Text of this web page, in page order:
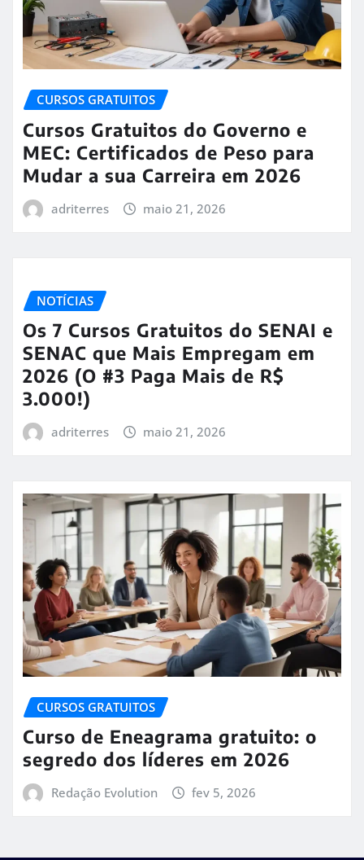
CURSOS GRATUITOS
Cursos Gratuitos do Governo e
MEC: Certificados de Peso para
Mudar a sua Carreira em 2026
adriterres maio 21, 2026
NOTÍCIAS
Os 7 Cursos Gratuitos do SENAI e
SENAC que Mais Empregam em
2026 (O #3 Paga Mais de R$
3.000!)
adriterres maio 21, 2026
CURSOS GRATUITOS
Curso de Eneagrama gratuito: o
segredo dos líderes em 2026
Redação Evolution fev 5, 2026